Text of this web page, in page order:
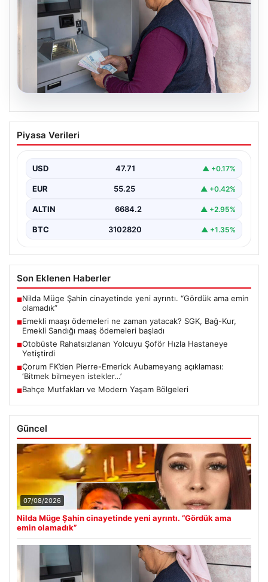
06.08.2026
Emekli maaşı ödemeleri ne zaman
yatacak? SGK, Bağ-Kur, Emekli Sandığı
Piyasa Verileri
USD 47.71 ▲ +0.17%
EUR 55.25 ▲ +0.42%
ALTIN 6684.2 ▲ +2.95%
BTC 3102820 ▲ +1.35%
Son Eklenen Haberler
■Nilda Müge Şahin cinayetinde yeni ayrıntı. “Gördük ama emin
olamadık”
■Emekli maaşı ödemeleri ne zaman yatacak? SGK, Bağ-Kur,
Emekli Sandığı maaş ödemeleri başladı
■Otobüste Rahatsızlanan Yolcuyu Şoför Hızla Hastaneye
Yetiştirdi
■Çorum FK’den Pierre-Emerick Aubameyang açıklaması:
‘Bitmek bilmeyen istekler…’
■Bahçe Mutfakları ve Modern Yaşam Bölgeleri
Güncel
07/08/2026
Nilda Müge Şahin cinayetinde yeni ayrıntı. “Gördük ama
emin olamadık”